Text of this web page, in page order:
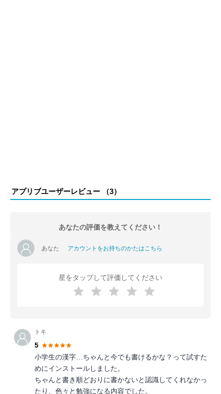
アプリブユーザーレビュー （3）
あなたの評価を教えてください！
あなた アカウントをお持ちのかたはこちら
星をタップして評価してください
トキ
5
小学生の漢字…ちゃんと今でも書けるかな？って試すた
めにインストールしました。
ちゃんと書き順どおりに書かないと認識してくれなかっ
たり、色々と勉強になる内容でした。